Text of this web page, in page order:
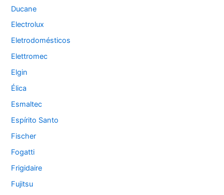
Ducane
Electrolux
Eletrodomésticos
Elettromec
Elgin
Élica
Esmaltec
Espírito Santo
Fischer
Fogatti
Frigidaire
Fujitsu